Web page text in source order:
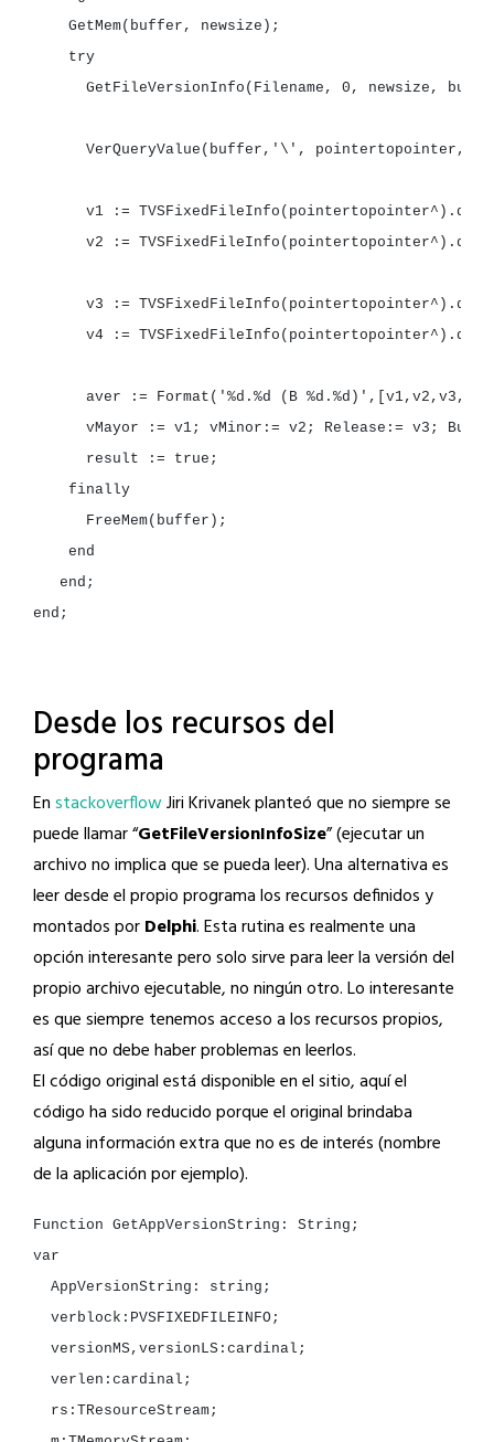
GetMem(buffer,
GetFileVersionInfo(Filename,
0 , newsize,
VerQueryValue(buffer, '\' , pointertopointer,
v1 :=
v2
:=
v3 :=
v4
:=
aver := Format( '%d.%d (B %d.%d)'
vMayor
:= v1; vMinor:= v2; Release:= v3;
result
:=
end
end ;
Desde los recursos del
programa
EnstackoverflowJiri Krivanek planteó que no siempre se
puede llamar “GetFileVersionInfoSize” (ejecutar un
archivo no implica que se pueda leer). Una alternativa es
leer desde el propio programa los recursos definidos y
montados porDelphi. Esta rutina es realmente una
opción interesante pero solo sirve para leer la versión del
propio archivo ejecutable, no ningún otro. Lo interesante
es que siempre tenemos acceso a los recursos propios,
así que no debe haber problemas en leerlos.
El código original está disponible en el sitio, aquí el
código ha sido reducido porque el original brindaba
alguna información extra que no es de interés (nombre
de la aplicación por ejemplo).
Function GetAppVersionString: String
AppVersionString:
string